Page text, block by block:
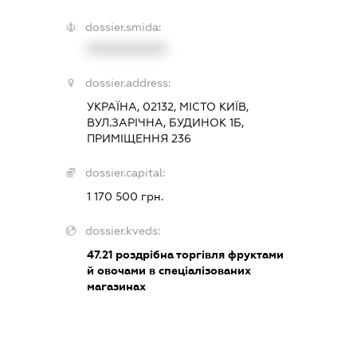
dossier.smida:
dossier.address:
УКРАЇНА, 02132, МІСТО КИЇВ,
ВУЛ.ЗАРІЧНА, БУДИНОК 1Б,
ПРИМІЩЕННЯ 236
dossier.capital:
1 170 500 грн.
dossier.kveds:
47.21 роздрібна торгівля фруктами
й овочами в спеціалізованих
магазинах